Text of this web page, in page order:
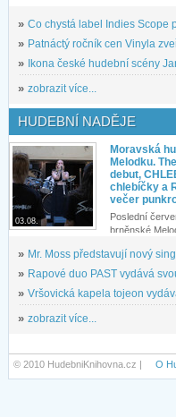
» Co chystá label Indies Scope
» Patnáctý ročník cen Vinyla
» Ikona české hudební scény
» zobrazit více...
HUDEBNÍ NADĚJE
03.08.
Moravská
Melodku.
debut,
chlebíčky a
večer
Poslední
brněnské
» Mr. Moss představují nový
» Rapové duo PAST vydává
» Vršovická kapela tojeon
» zobrazit více...
© 2010 HudebniKnihovna.cz | O